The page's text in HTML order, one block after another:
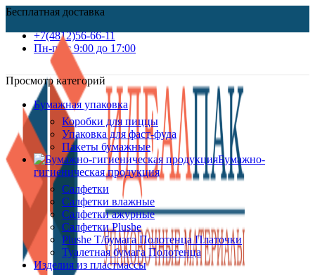
Бесплатная доставка
+7(4812)56-66-11
Пн-пт c 9:00 до 17:00
Просмотр категорий
Бумажная упаковка
Коробки для пиццы
Упаковка для фаст-фуда
Пакеты бумажные
Бумажно-
гигиеническая продукция
Салфетки
Салфетки влажные
Салфетки ажурные
Салфетки Plushe
Plushe Т/бумага Полотенца Платочки
Туалетная бумага Полотенца
Изделия из пластмассы